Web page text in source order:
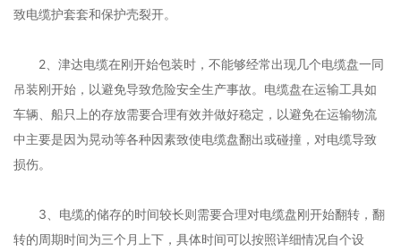
致电缆护套套和保护壳裂开。
2、津达电缆在刚开始包装时，不能够经常出现几个电缆盘一同
吊装刚开始，以避免导致危险安全生产事故。电缆盘在运输工具如
车辆、船只上的存放需要合理有效并做好稳定，以避免在运输物流
中主要是因为晃动等各种因素致使电缆盘翻出或碰撞，对电缆导致
损伤。
3、电缆的储存的时间较长则需要合理对电缆盘刚开始翻转，翻
转的周期时间为三个月上下，具体时间可以按照详细情况自个设